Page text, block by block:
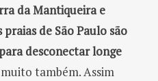
da Mantiqueira e
de São Paulo são
desconectar longe
também. Assim